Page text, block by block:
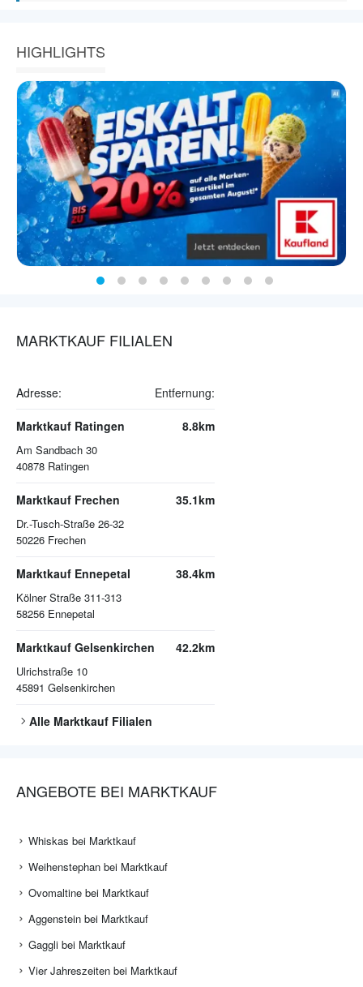
HIGHLIGHTS
MARKTKAUF FILIALEN
Adresse: Entfernung:
Marktkauf Ratingen
Am Sandbach 30
40878 Ratingen
8.8km
Marktkauf Frechen
Dr.-Tusch-Straße 26-32
50226 Frechen
35.1km
Marktkauf Ennepetal
Kölner Straße 311-313
58256 Ennepetal
38.4km
Marktkauf Gelsenkirchen
Ulrichstraße 10
45891 Gelsenkirchen
42.2km
Alle Marktkauf Filialen
ANGEBOTE BEI MARKTKAUF
Whiskas bei Marktkauf
Weihenstephan bei Marktkauf
Ovomaltine bei Marktkauf
Aggenstein bei Marktkauf
Gaggli bei Marktkauf
Vier Jahreszeiten bei Marktkauf